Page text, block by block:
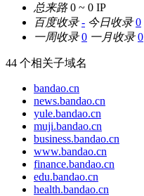
总来路 0 ~ 0 IP
百度收录 - 今日收录 0
一周收录 0 一月收录 0
44 个相关子域名
bandao.cn
news.bandao.cn
yule.bandao.cn
muji.bandao.cn
business.bandao.cn
www.bandao.cn
finance.bandao.cn
edu.bandao.cn
health.bandao.cn